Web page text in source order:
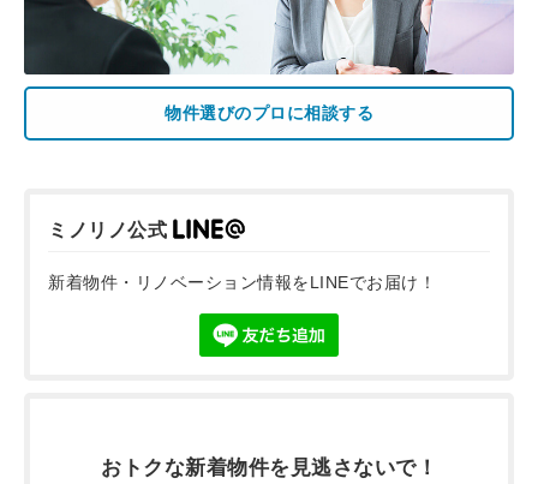
物件選びのプロに相談する
ミノリノ公式
新着物件・リノベーション情報をLINEでお届け！
おトクな新着物件を 見逃さないで！